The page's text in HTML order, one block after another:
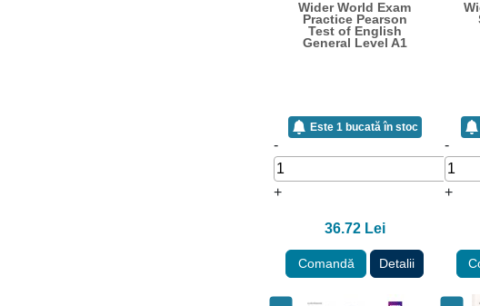
Wider World Exam
Practice Pearson
Test of English
General Level A1
Este 1 bucată în stoc
-
+
36.72 Lei
Comandă Detalii
-
+